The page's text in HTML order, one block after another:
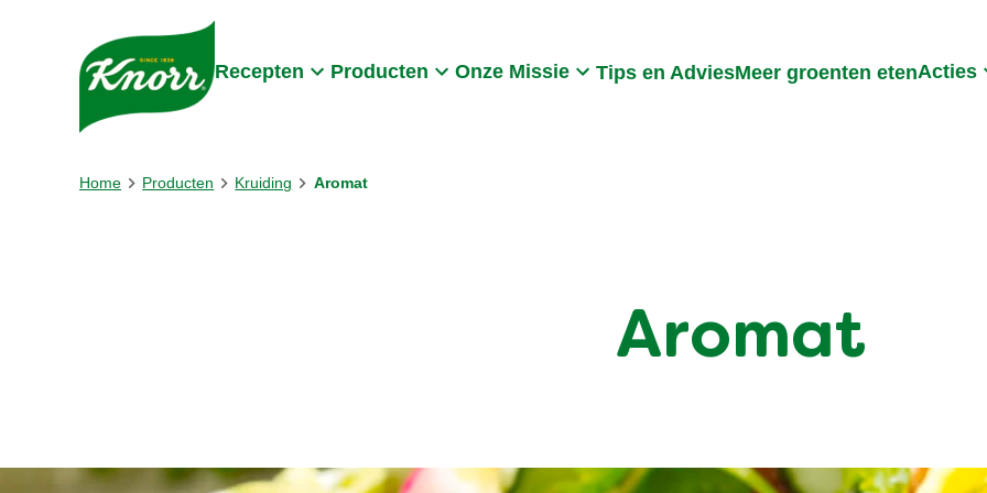
Skip to:
Recepten Producten Onze Missie Tips en AdviesMeer groenten etenActies
Home Producten Kruiding Aromat
Aromat